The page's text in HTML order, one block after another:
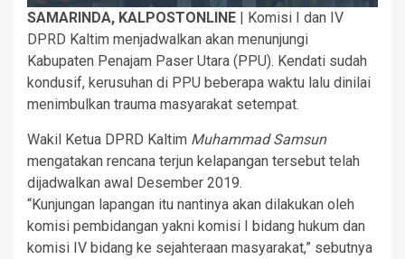
SAMARINDA, KALPOSTONLINE | Komisi I dan IV
DPRD Kaltim menjadwalkan akan menunjungi
Kabupaten Penajam Paser Utara (PPU). Kendati sudah
kondusif, kerusuhan di PPU beberapa waktu lalu dinilai
menimbulkan trauma masyarakat setempat.
Wakil Ketua DPRD Kaltim Muhammad Samsun
mengatakan rencana terjun kelapangan tersebut telah
dijadwalkan awal Desember 2019.
“Kunjungan lapangan itu nantinya akan dilakukan oleh
komisi pembidangan yakni komisi I bidang hukum dan
komisi IV bidang ke sejahteraan masyarakat,” sebutnya